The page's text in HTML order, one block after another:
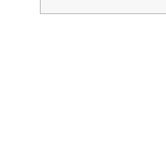
個人情報の取得は、適正な手
だき、ご本人の同意なく、利